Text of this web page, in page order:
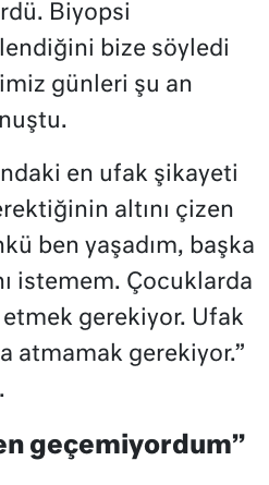
Biyopsi
bize söyledi
günleri şu an
en ufak şikayeti
altını çizen
ben yaşadım, başka
istemem. Çocuklarda
etmek gerekiyor. Ufak
atmamak gerekiyor.”
geçemiyordum”